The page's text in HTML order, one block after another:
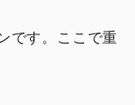
です。ここで重